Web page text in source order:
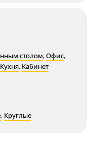
столом,Офис,
Кухня, Кабинет
, Круглые